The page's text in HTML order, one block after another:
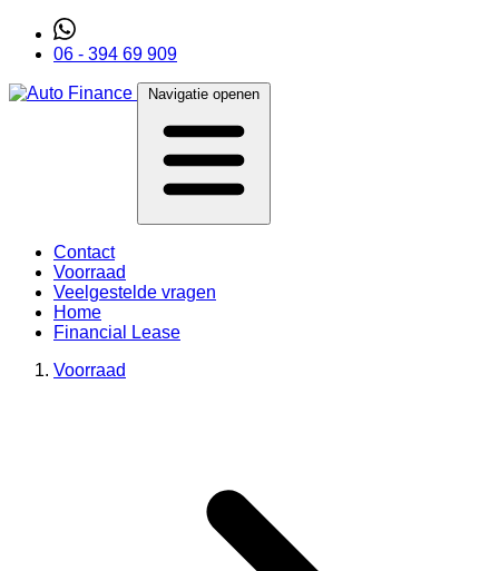
06 - 394 69 909
Navigatie openen
Contact
Voorraad
Veelgestelde vragen
Home
Financial Lease
Voorraad